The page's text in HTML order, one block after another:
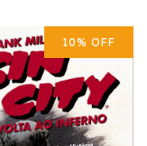
10% OFF